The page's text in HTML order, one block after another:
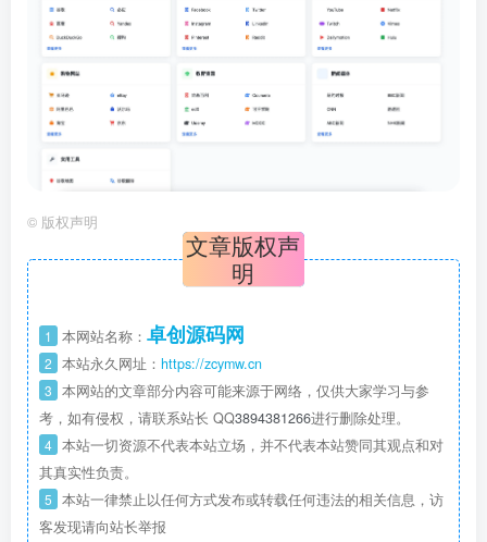
© 版权声明
文章版权声
明
1 本网站名称： 卓创源码网
2 本站永久网址： https://zcymw.cn
3 本网站的文章部分内容可能来源于网络，仅供大家学习与参
考，如有侵权，请联系站长 QQ3894381266进行删除处理。
4 本站一切资源不代表本站立场，并不代表本站赞同其观点和对
其真实性负责。
5 本站一律禁止以任何方式发布或转载任何违法的相关信息，访
客发现请向站长举报